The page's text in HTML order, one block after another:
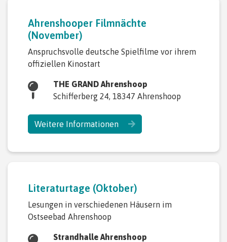
Ahrenshooper Filmnächte
(November)
Anspruchsvolle deutsche Spielfilme vor ihrem
offiziellen Kinostart
THE GRAND Ahrenshoop
Schifferberg 24, 18347 Ahrenshoop
Weitere Informationen
Literaturtage (Oktober)
Lesungen in verschiedenen Häusern im
Ostseebad Ahrenshoop
Strandhalle Ahrenshoop